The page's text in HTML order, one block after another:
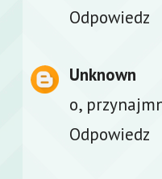
Odpowiedz
Unknown
o,
Odpowiedz